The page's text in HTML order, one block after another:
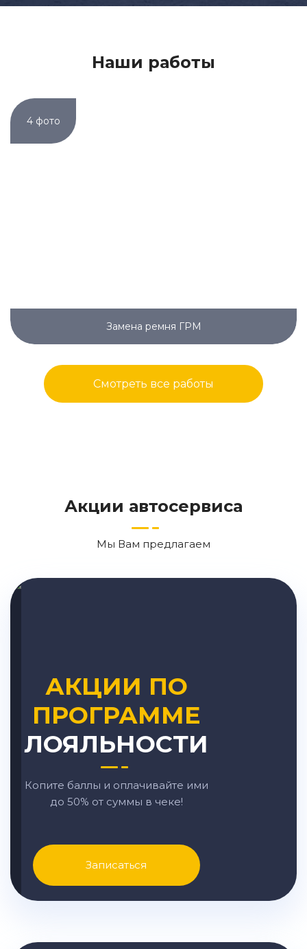
Наши работы
4 фото
Замена ремня ГРМ
Смотреть все работы
Акции автосервиса
Мы Вам предлагаем
АКЦИИ ПО
ПРОГРАММЕ
ЛОЯЛЬНОСТИ
Копите баллы и оплачивайте ими
до 50% от суммы в чеке!
Записаться